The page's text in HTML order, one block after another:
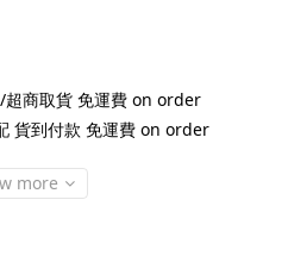
商取貨 免運費 on order
貨到付款 免運費 on order
more